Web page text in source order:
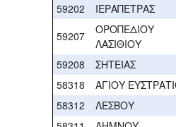
59202
ΙΕΡΑΠΕΤΡΑΣ
59207
ΟΡΟΠΕΔΙΟΥ
ΛΑΣΙΘΙΟΥ
59208
ΣΗΤΕΙΑΣ
58318
ΑΓΙΟΥ
58312
ΛΕΣΒΟΥ